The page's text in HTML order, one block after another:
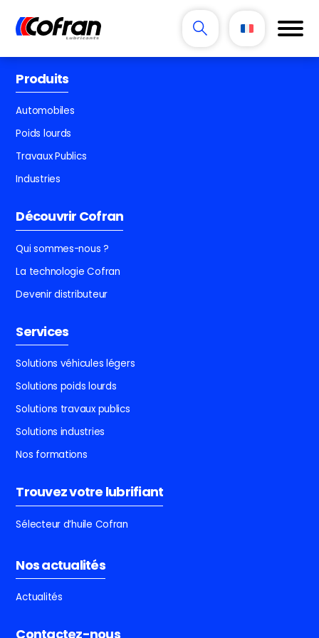
Produits
Automobiles
Poids lourds
Travaux Publics
Industries
Découvrir Cofran
Qui sommes-nous ?
La technologie Cofran
Devenir distributeur
Services
Solutions véhicules légers
Solutions poids lourds
Solutions travaux publics
Solutions industries
Nos formations
Trouvez votre lubrifiant
Sélecteur d’huile Cofran
Nos actualités
Actualités
Contactez-nous